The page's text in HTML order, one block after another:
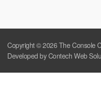
Copyright © 2026 The Console
Developed by Contech Web